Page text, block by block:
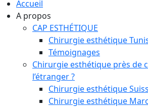
Accueil
A propos
CAP ESTHÉTIQUE
Chirurgie esthétique
Témoignages
Chirurgie esthétique près de
l’étranger ?
Chirurgie esthétique
Chirurgie esthétique